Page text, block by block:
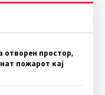
отворен простор,
пожарот кај